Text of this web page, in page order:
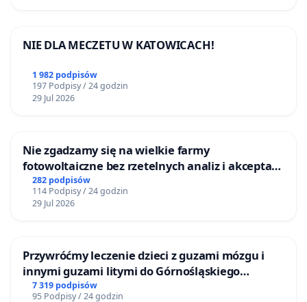
NIE DLA MECZETU W KATOWICACH!
1 982 podpisów
197 Podpisy / 24 godzin
29 Jul 2026
Nie zgadzamy się na wielkie farmy
fotowoltaiczne bez rzetelnych analiz i akceptacji
mieszkańców
282 podpisów
114 Podpisy / 24 godzin
29 Jul 2026
Przywróćmy leczenie dzieci z guzami mózgu i
innymi guzami litymi do Górnośląskiego
Centrum Zdrowia Dziecka w Katowicach
7 319 podpisów
95 Podpisy / 24 godzin